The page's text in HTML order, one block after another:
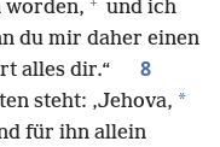
worden,
und ich
du mir daher einen
alles dir.“
8
steht: ‚Jehova, *
für ihn allein